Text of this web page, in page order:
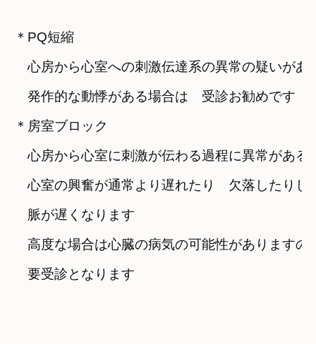
＊PQ短縮
心房から心室への刺激伝達系の異常の疑いがあ
発作的な動悸がある場合は　受診お勧めです
＊房室ブロック
心房から心室に刺激が伝わる過程に異常がある
心室の興奮が通常より遅れたり　欠落したりし
脈が遅くなります
高度な場合は心臓の病気の可能性がありますの
要受診となります